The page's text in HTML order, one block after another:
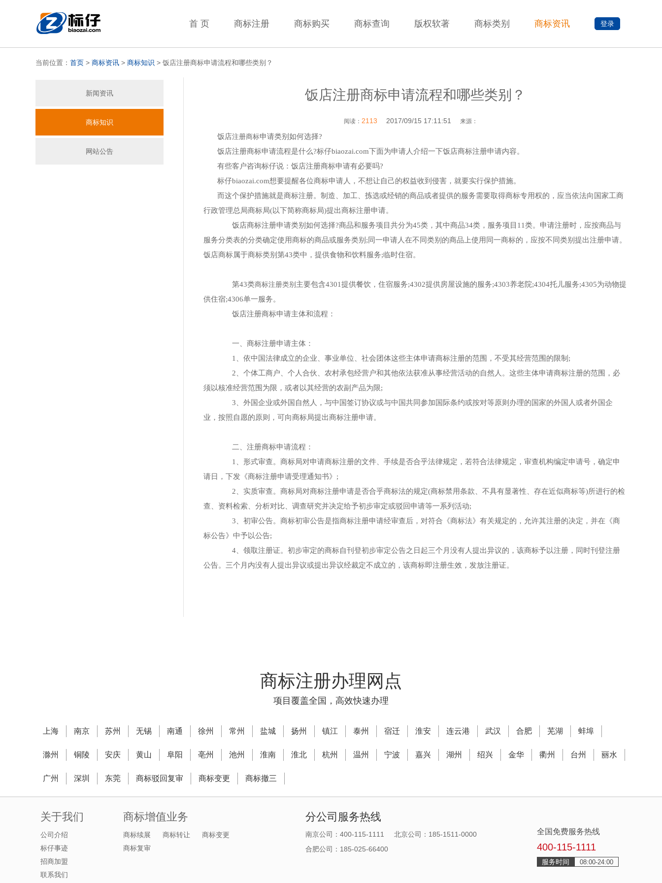
首 页 商标注册 商标购买 商标查询 版权软著 商标类别 商标资讯 登录
当前位置： 首页 > 商标资讯 > 商标知识 > 饭店注册商标申请流程和哪些类别？
新闻资讯
商标知识
网站公告
饭店注册商标申请流程和哪些类别？
阅读： 2113 2017/09/15 17:11:51 来源：
饭店注册商标申请类别如何选择?
饭店注册商标申请流程是什么?标仔biaozai.com下面为申请人介绍一下饭店商标注册申请内容。
有些客户咨询标仔说：饭店注册商标申请有必要吗?
标仔biaozai.com想要提醒各位商标申请人，不想让自己的权益收到侵害，就要实行保护措施。
而这个保护措施就是商标注册。制造、加工、拣选或经销的商品或者提供的服务需要取得商标专用权的，应当依法向国家工商
行政管理总局商标局(以下简称商标局)提出商标注册申请。
饭店商标注册申请类别如何选择?商品和服务项目共分为45类，其中商品34类，服务项目11类。申请注册时，应按商品与
服务分类表的分类确定使用商标的商品或服务类别;同一申请人在不同类别的商品上使用同一商标的，应按不同类别提出注册申请。
饭店商标属于商标类别第43类中，提供食物和饮料服务;临时住宿。
第43类商标注册类别 主要包含4301提供餐饮，住宿服务;4302提供房屋设施的服务;4303养老院;4304托儿服务;4305为动物提
供住宿;4306单一服务。
饭店注册商标申请主体和流程：
一、商标注册申请主体：
1、依中国法律成立的企业、事业单位、社会团体这些主体申请商标注册的范围，不受其经营范围的限制;
2、个体工商户、个人合伙、农村承包经营户和其他依法获准从事经营活动的自然人。这些主体申请商标注册的范围，必
须以核准经营范围为限，或者以其经营的农副产品为限;
3、外国企业或外国自然人，与中国签订协议或与中国共同参加国际条约或按对等原则办理的国家的外国人或者外国企
业，按照自愿的原则，可向商标局提出商标注册申请。
二、注册商标申请流程：
1、形式审查。商标局对申请商标注册的文件、手续是否合乎法律规定，若符合法律规定，审查机构编定申请号，确定申
请日，下发《商标注册申请受理通知书》;
2、实质审查。商标局对商标注册申请是否合乎商标法的规定(商标禁用条款、不具有显著性、存在近似商标等)所进行的检
查、资料检索、分析对比、调查研究并决定给予初步审定或驳回申请等一系列活动;
3、初审公告。商标初审公告是指商标注册申请经审查后，对符合《商标法》有关规定的，允许其注册的决定，并在《商
标公告》中予以公告;
4、领取注册证。初步审定的商标自刊登初步审定公告之日起三个月没有人提出异议的，该商标予以注册，同时刊登注册
公告。三个月内没有人提出异议或提出异议经裁定不成立的，该商标即注册生效，发放注册证。
商标注册办理网点
项目覆盖全国，高效快速办理
上海 南京 苏州 无锡 南通 徐州 常州 盐城 扬州 镇江 泰州 宿迁 淮安 连云港 武汉 合肥 芜湖 蚌埠
滁州 铜陵 安庆 黄山 阜阳 亳州 池州 淮南 淮北 杭州 温州 宁波 嘉兴 湖州 绍兴 金华 衢州 台州 丽水
广州 深圳 东莞 商标驳回复审 商标变更 商标撤三
关于我们
公司介绍
标仔事迹
招商加盟
联系我们
商标增值业务
商标续展 商标转让
商标变更
商标复审
分公司服务热线
南京公司：400-115-1111
北京公司：185-1511-0000
合肥公司：185-025-66400
全国免费服务热线
400-115-1111
服务时间 08:00-24:00